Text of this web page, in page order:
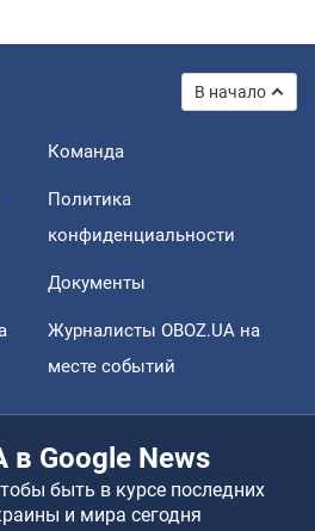
В начало
Команда
Политика
конфиденциальности
Документы
Журналисты OBOZ.UA на
месте событий
в Google News
быть в курсе последних
и мира сегодня